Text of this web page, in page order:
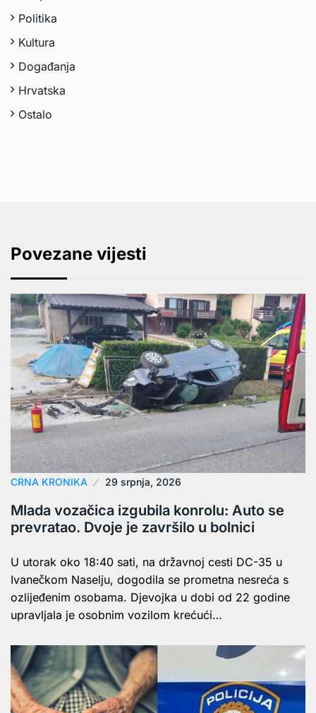
Politika
Kultura
Događanja
Hrvatska
Ostalo
Povezane vijesti
CRNA KRONIKA 29 srpnja, 2026
Mlada vozačica izgubila konrolu: Auto se
prevratao. Dvoje je završilo u bolnici
U utorak oko 18:40 sati, na državnoj cesti DC-35 u
Ivanečkom Naselju, dogodila se prometna nesreća s
ozlijeđenim osobama. Djevojka u dobi od 22 godine
upravljala je osobnim vozilom krećući…